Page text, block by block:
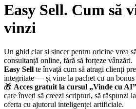
Easy Sell. Cum să
vinzi
Un ghid clar și sincer pentru oricine vrea
consultanță online, fără să forțeze vânzări.
Easy Sell te învață cum să atragi clienți
integritate — și vine la pachet cu un bonus
🎁 Acces gratuit la cursul „Vinde cu
care înveți să creezi scripturi, să răspunzi
oferta cu ajutorul inteligenței artificiale.